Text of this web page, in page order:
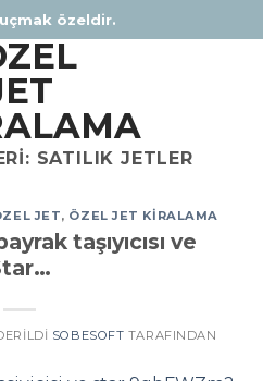
özeldir.
SATILIK JETLER
JET, ÖZEL JET KIRALAMA
taşıyıcısı ve
SOBESOFT TARAFINDAN